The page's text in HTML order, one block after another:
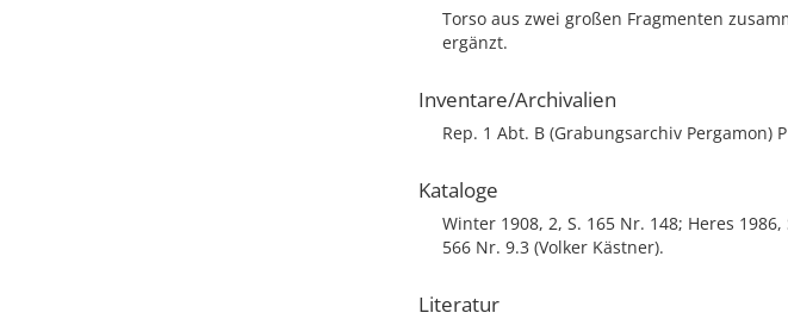
Torso aus zwei großen Fragmenten
ergänzt.
Inventare/Archivalien
Rep. 1 Abt. B (Grabungsarchiv Pergamon)
Kataloge
Winter 1908, 2, S. 165 Nr. 148; Heres
566 Nr. 9.3 (Volker Kästner).
Literatur